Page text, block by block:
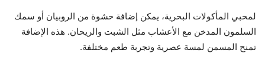
لمحبي المأكولات البحرية، يمكن إضافة حشوة من الروبيان أو سمك
السلمون المدخن مع الأعشاب مثل الشبت والريحان. هذه الإضافة
تمنح المسمن لمسة عصرية وتجربة طعم مختلفة.